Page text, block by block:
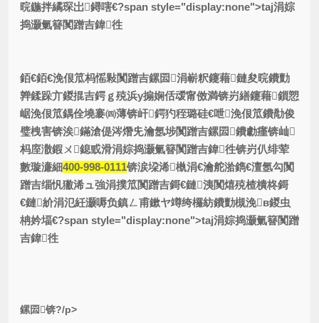
晥鍦拌繘琛岀鐞嗐€?span style="display:none">taj涓婃
捣灏氭簮闃蹭吉鍏徃
銆€銆€浼佷笟杩愮敤闃蹭吉鏍囩涓嶄粎鑳藉鏈夋晥鐨勯
亸鍒跺亣鍐掍吉鍔ｇ殑浜у搧娴佸叆甯傚満锛岃繕鑳藉鎻愬
崌浼佷笟鍝佺墝褰㈣薄锛屽鍔犳秷璐硅€呭浼佷笟鐨勪俊
璧栧害锛涘鏋滄偍涔熸兂瀹氬埗闃蹭吉鏍囩鐨勮瘽锛屾
杩庢潵鍜ㄨ鎴戜滑涓婃捣灏氭簮闃蹭吉鍏徃锛岃仈绯荤
數璇濓細400-998-0111锛涙垜浠槸涓€瀹舵湁鐫€澶氬勾闃
蹭吉缁忛獙浠ュ強涓撲笟闃蹭吉鎶€鏈洟闃熺殑楂樻柊鎶
€鏈紒涓氾紝灏嗕负鎮ㄥ甫鏉ヤ竴绔欏紡鐨勯槻浼в鍐虫
柟妗堛€?span style="display:none">taj涓婃捣灏氭簮闃蹭
吉鍏徃
鏍囩锛?/p>